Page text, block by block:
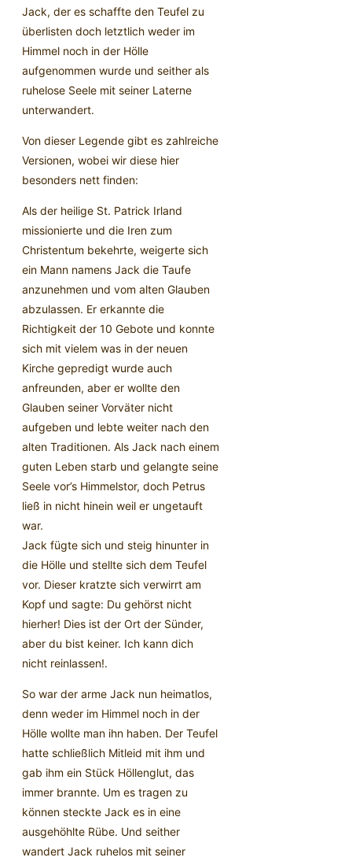
Jack, der es schaffte den Teufel zu
überlisten doch letztlich weder im
Himmel noch in der Hölle
aufgenommen wurde und seither als
ruhelose Seele mit seiner Laterne
unterwandert.
Von dieser Legende gibt es zahlreiche
Versionen, wobei wir diese hier
besonders nett finden:
Als der heilige St. Patrick Irland
missionierte und die Iren zum
Christentum bekehrte, weigerte sich
ein Mann namens Jack die Taufe
anzunehmen und vom alten Glauben
abzulassen. Er erkannte die
Richtigkeit der 10 Gebote und konnte
sich mit vielem was in der neuen
Kirche gepredigt wurde auch
anfreunden, aber er wollte den
Glauben seiner Vorväter nicht
aufgeben und lebte weiter nach den
alten Traditionen. Als Jack nach einem
guten Leben starb und gelangte seine
Seele vor’s Himmelstor, doch Petrus
ließ in nicht hinein weil er ungetauft
war.
Jack fügte sich und steig hinunter in
die Hölle und stellte sich dem Teufel
vor. Dieser kratzte sich verwirrt am
Kopf und sagte: Du gehörst nicht
hierher! Dies ist der Ort der Sünder,
aber du bist keiner. Ich kann dich
nicht reinlassen!.
So war der arme Jack nun heimatlos,
denn weder im Himmel noch in der
Hölle wollte man ihn haben. Der Teufel
hatte schließlich Mitleid mit ihm und
gab ihm ein Stück Höllenglut, das
immer brannte. Um es tragen zu
können steckte Jack es in eine
ausgehöhlte Rübe. Und seither
wandert Jack ruhelos mit seiner